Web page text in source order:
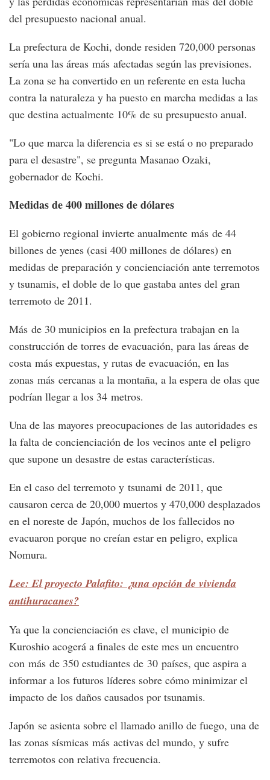
del presupuesto nacional anual.
La prefectura de Kochi, donde residen 720,000 personas
sería una las áreas más afectadas según las previsiones.
La zona se ha convertido en un referente en esta lucha
contra la naturaleza y ha puesto en marcha medidas a las
que destina actualmente 10% de su presupuesto anual.
"Lo que marca la diferencia es si se está o no preparado
para el desastre", se pregunta Masanao Ozaki,
gobernador de Kochi.
Medidas de 400 millones de dólares
El gobierno regional invierte anualmente más de 44
billones de yenes (casi 400 millones de dólares) en
medidas de preparación y concienciación ante terremotos
y tsunamis, el doble de lo que gastaba antes del gran
terremoto de 2011.
Más de 30 municipios en la prefectura trabajan en la
construcción de torres de evacuación, para las áreas de
costa más expuestas, y rutas de evacuación, en las
zonas más cercanas a la montaña, a la espera de olas que
podrían llegar a los 34 metros.
Una de las mayores preocupaciones de las autoridades es
la falta de concienciación de los vecinos ante el peligro
que supone un desastre de estas características.
En el caso del terremoto y tsunami de 2011, que
causaron cerca de 20,000 muertos y 470,000 desplazados
en el noreste de Japón, muchos de los fallecidos no
evacuaron porque no creían estar en peligro, explica
Nomura.
Lee: El proyecto Palafito: ¿una opción de vivienda
antihuracanes?
Ya que la concienciación es clave, el municipio de
Kuroshio acogerá a finales de este mes un encuentro
con más de 350 estudiantes de 30 países, que aspira a
informar a los futuros líderes sobre cómo minimizar el
impacto de los daños causados por tsunamis.
Japón se asienta sobre el llamado anillo de fuego, una de
las zonas sísmicas más activas del mundo, y sufre
terremotos con relativa frecuencia.